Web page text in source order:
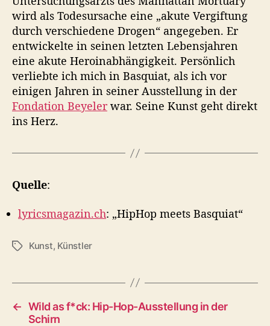
wird als Todesursache eine „akute Vergiftung
durch verschiedene Drogen“ angegeben. Er
entwickelte in seinen letzten Lebensjahren
eine akute Heroinabhängigkeit. Persönlich
verliebte ich mich in Basquiat, als ich vor
einigen Jahren in seiner Ausstellung in der
Fondation Beyelerwar. Seine Kunst geht direkt
ins Herz.
Quelle:
lyricsmagazin.ch: „HipHop meets Basquiat“
S
l
g
Kunst, Künstler
← Wild as f*ck: Hip-Hop-Ausstellung in der
Schirn